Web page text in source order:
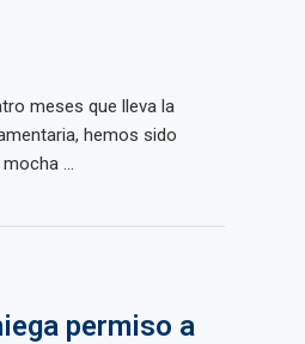
meses que lleva la
hemos sido
...
permiso a